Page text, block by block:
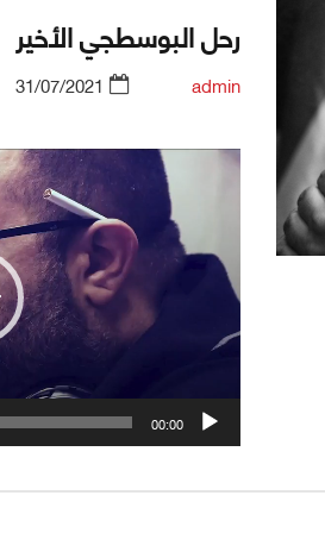
رحل البوسطجي الأخير
admin
31/07/2021
Video
00:00